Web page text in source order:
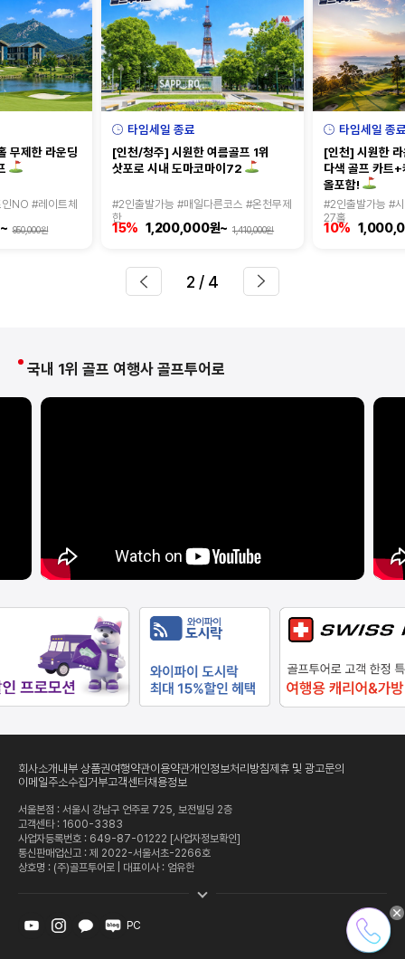
무제한 라운딩
NO #레이트체
950,000원
타임세일 종료
[인천/청주] 시원한 여름골프 1위
삿포로 시내 도마코마이72
#2인출발가능 #매일다른코스 #온천무제
한
15% 1,200,000원~ 1,410,000원
타임세일 종
[인천] 시원한
다색 골프 카트
올포함!
#2인출발가능 #
27홀
10%
2 / 4
국내 1위 골프 여행사 골프투어로
회사소개 내부 상품권여행약관이용약관개인정보처리방침제휴 및 광고문의
이메일주소수집거부고객센터채용정보
서울본점 : 서울시 강남구 언주로 725, 보전빌딩 2층
고객센타 : 1600-3383
사업자등록번호 : 649-87-01222 [사업자정보확인]
통신판매업신고 : 제 2022-서울서초-2266호
상호명 : (주)골프투어로 | 대표이사 : 엄유한
PC